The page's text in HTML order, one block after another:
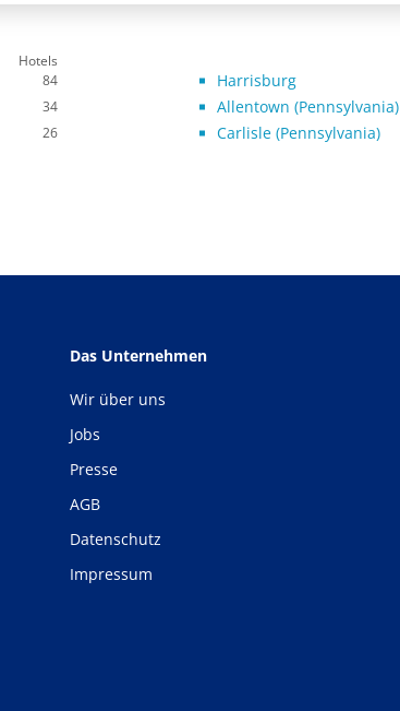
Hotels
84 Harrisburg
34 Allentown (Pennsylvania)
26 Carlisle (Pennsylvania)
Das Unternehmen
Wir über uns
Jobs
Presse
AGB
Datenschutz
Impressum